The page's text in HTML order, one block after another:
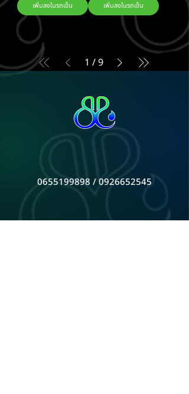
เพิ่มลงในรถเข็น เพิ่มลงในรถเข็น
1 /9
0655199898 / 0926652545